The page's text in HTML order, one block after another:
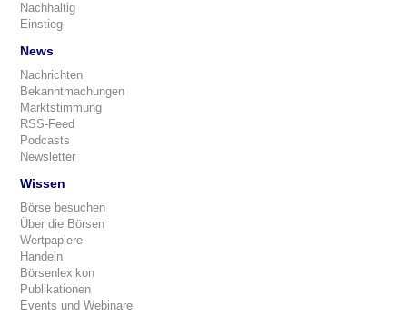
Nachhaltig
Einstieg
News
Nachrichten
Bekanntmachungen
Marktstimmung
RSS-Feed
Podcasts
Newsletter
Wissen
Börse besuchen
Über die Börsen
Wertpapiere
Handeln
Börsenlexikon
Publikationen
Events und Webinare